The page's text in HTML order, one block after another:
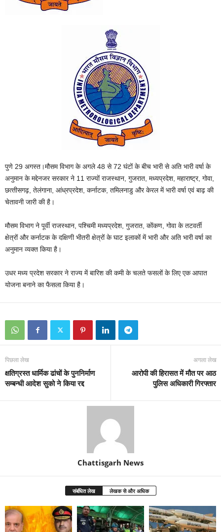
पुणे 29 अगस्त।मौसम विभाग के अगले 48 से 72 घंटों के बीच भारी से अति भारी वर्षा के
अनुमान के मद्देनजर सरकार ने 11 राज्‍यों राजस्‍थान, गुजरात, मध्‍यप्रदेश, महाराष्‍ट्र, गोवा,
छत्‍तीसगढ़, तेलंगाना, आंध्रप्रदेश, कर्नाटक, तमिलनाडु और केरल में भारी वर्षा एवं बाढ़ की
चेतावनी जारी की है।
मौसम विभाग ने पूर्वी राजस्‍थान, पश्चिमी मध्‍यप्रदेश, गुजरात, कोंकण, गोवा के तटवर्ती
क्षेत्रों और कर्नाटक के दक्षिणी भीतरी क्षेत्रों के घाट इलाकों में भारी और अति भारी वर्षा का
अनुमान व्‍यक्‍त किया है।
उधर मध्‍य प्रदेश सरकार ने राज्‍य में बारिश की कमी के चलते फसलों के लिए एक आपात
योजना बनाने का फैसला किया है।
पिछला लेख
क्षतिग्रस्त धार्मिक ढांचों के पुननिर्माण
सम्बन्धी आदेश सुको ने किया रद्द
अगला लेख
आरोपी की हिरासत में मौत पर आठ
पुलिस अधिकारी गिरफ्तार
Chattisgarh News
संबंधित लेख लेखक से और अधिक